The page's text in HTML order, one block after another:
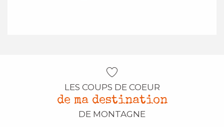
LES COUPS DE COEUR
de ma destination
DE MONTAGNE